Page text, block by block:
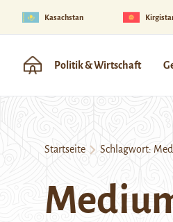
Kasachstan
Politik & Wirtschaft
Startseite Schlagwort: